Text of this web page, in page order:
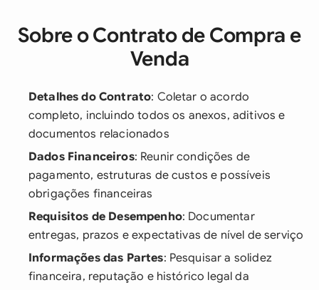
Sobre o Contrato de Compra e
Venda
Detalhes do Contrato: Coletar o acordo
completo, incluindo todos os anexos, aditivos e
documentos relacionados
Dados Financeiros: Reunir condições de
pagamento, estruturas de custos e possíveis
obrigações financeiras
Requisitos de Desempenho: Documentar
entregas, prazos e expectativas de nível de serviço
Informações das Partes: Pesquisar a solidez
financeira, reputação e histórico legal da